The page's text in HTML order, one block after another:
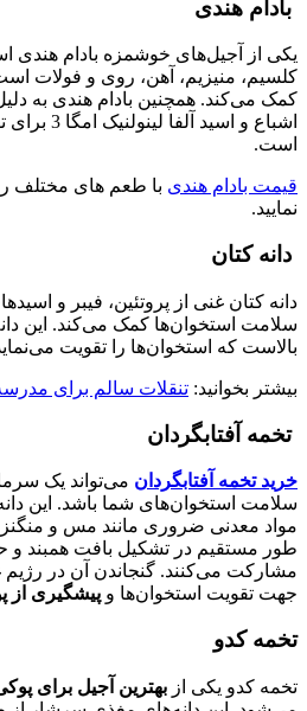
بادام هندی
یکی از آجیل‌های خوشمزه بادام هندی
کلسیم، منیزیم، آهن، روی و فولات
کمک می‌کند. همچنین بادام هندی به
اشباع و
است.
قیمت بادام هندی با طعم های مختلف
نمایید.
دانه کتان
سلامت استخوان‌ها کمک می‌کند. این
بالاست که استخوان‌ها را تقویت
بیشتر بخوانید: تنقلات سالم برای
تخمه آفتابگردان
خرید تخمه آفتابگردان می‌تواند یک
سلامت استخوان‌های شما باشد. این
مواد معدنی ضروری مانند مس و منگنز
طور مستقیم در تشکیل بافت همبند و
مشارکت می‌کنند. گنجاندن آن در رژیم
جهت تقویت استخوان‌ها و پیشگیری از
تخمه کدو
تخمه کدو یکی از بهترین آجیل برای